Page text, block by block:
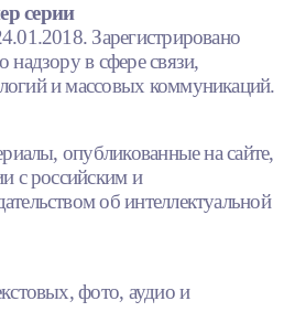
серии
Зарегистрировано
в сфере связи,
и массовых коммуникаций.
опубликованные на сайте,
с российским и
об интеллектуальной
фото, аудио и